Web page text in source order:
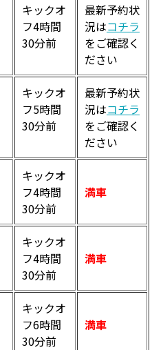
キックオ
フ4時間
30分前
最新予約状
況はコチラ
をご確認く
ださい
キックオ
フ5時間
30分前
最新予約状
況はコチラ
をご確認く
ださい
キックオ
フ4時間
30分前
満車
キックオ
フ4時間
30分前
満車
キックオ
フ6時間
30分前
満車